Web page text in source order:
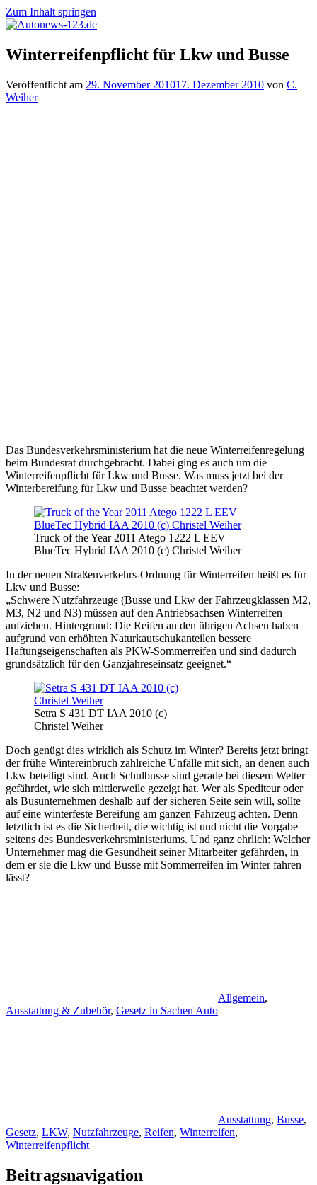
Zum Inhalt springen
Autonews-
123.de
Autonews
mit
Winterreifenpflicht für Lkw und Busse
Veröffentlicht am 29. November 201017. Dezember 2010 von C.
Weiher
Das Bundesverkehrsministerium hat die neue Winterreifenregelung
beim Bundesrat durchgebracht. Dabei ging es auch um die
Winterreifenpflicht für Lkw und Busse. Was muss jetzt bei der
Winterbereifung für Lkw und Busse beachtet werden?
Truck of the Year 2011 Atego 1222 L EEV
BlueTec Hybrid IAA 2010 (c) Christel Weiher
In der neuen Straßenverkehrs-Ordnung für Winterreifen heißt es für
Lkw und Busse:
„Schwere Nutzfahrzeuge (Busse und Lkw der Fahrzeugklassen M2,
M3, N2 und N3) müssen auf den Antriebsachsen Winterreifen
aufziehen. Hintergrund: Die Reifen an den übrigen Achsen haben
aufgrund von erhöhten Naturkautschukanteilen bessere
Haftungseigenschaften als PKW-Sommerreifen und sind dadurch
grundsätzlich für den Ganzjahreseinsatz geeignet.“
Setra S 431 DT IAA 2010 (c)
Christel Weiher
Doch genügt dies wirklich als Schutz im Winter? Bereits jetzt bringt
der frühe Wintereinbruch zahlreiche Unfälle mit sich, an denen auch
Lkw beteiligt sind. Auch Schulbusse sind gerade bei diesem Wetter
gefährdet, wie sich mittlerweile gezeigt hat. Wer als Spediteur oder
als Busunternehmen deshalb auf der sicheren Seite sein will, sollte
auf eine winterfeste Bereifung am ganzen Fahrzeug achten. Denn
letztlich ist es die Sicherheit, die wichtig ist und nicht die Vorgabe
seitens des Bundesverkehrsministeriums. Und ganz ehrlich: Welcher
Unternehmer mag die Gesundheit seiner Mitarbeiter gefährden, in
dem er sie die Lkw und Busse mit Sommerreifen im Winter fahren
lässt?
Allgemein,
Ausstattung & Zubehör, Gesetz in Sachen Auto
Ausstattung, Busse,
Gesetz, LKW, Nutzfahrzeuge, Reifen, Winterreifen,
Winterreifenpflicht
Beitragsnavigation